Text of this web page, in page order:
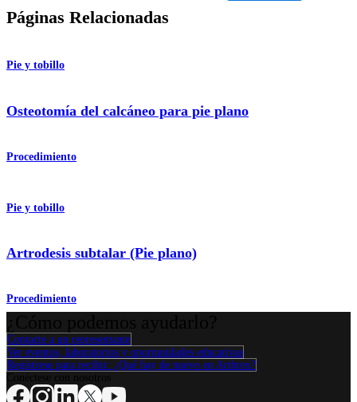
Páginas Relacionadas
Pie y tobillo
Osteotomía del calcáneo para pie plano
Procedimiento
Pie y tobillo
Artrodesis subtalar (Pie plano)
Procedimiento
Contacte a un representante
Ver eventos, laboratorios y oportunidades educativas
Regístrese para recibir: ¿Qué hay de nuevo en Arthrex?